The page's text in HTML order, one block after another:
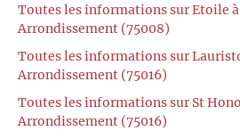
Toutes les informations sur Etoile à
Arrondissement (75008)
Toutes les informations sur
Arrondissement (75016)
Toutes les informations sur St
Arrondissement (75016)